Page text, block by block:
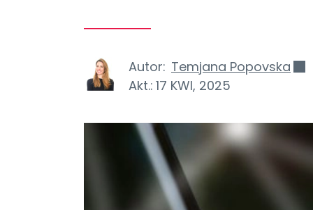
Autor: Temjana Popovska
Akt.: 17 KWI, 2025